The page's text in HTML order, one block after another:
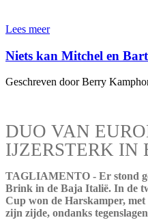
Lees meer
Niets kan Mitchel en
Geschreven door Berry
DUO VAN
IJZERSTERK IN
TAGLIAMENTO - Er stond
Brink in de Baja Italië. In de
Cup won de Harskamper,
zijn zijde, ondanks